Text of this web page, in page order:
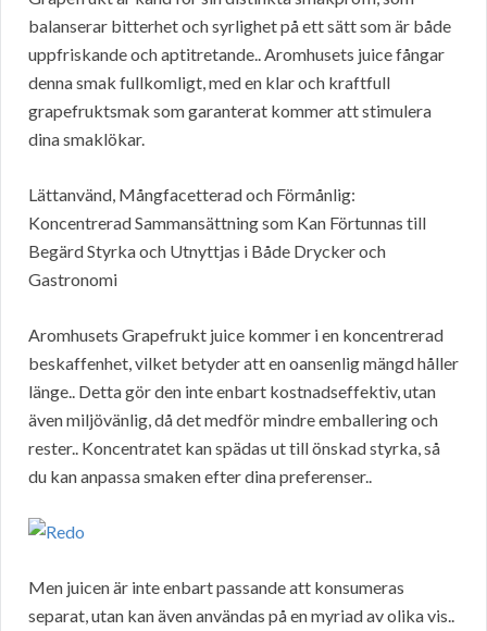
balanserar bitterhet och syrlighet på ett sätt som är både
uppfriskande och aptitretande.. Aromhusets juice fångar
denna smak fullkomligt, med en klar och kraftfull
grapefruktsmak som garanterat kommer att stimulera
dina smaklökar.
Lättanvänd, Mångfacetterad och Förmånlig:
Koncentrerad Sammansättning som Kan Förtunnas till
Begärd Styrka och Utnyttjas i Både Drycker och
Gastronomi
Aromhusets Grapefrukt juice kommer i en koncentrerad
beskaffenhet, vilket betyder att en oansenlig mängd håller
länge.. Detta gör den inte enbart kostnadseffektiv, utan
även miljövänlig, då det medför mindre emballering och
rester.. Koncentratet kan spädas ut till önskad styrka, så
du kan anpassa smaken efter dina preferenser..
Men juicen är inte enbart passande att konsumeras
separat, utan kan även användas på en myriad av olika vis..